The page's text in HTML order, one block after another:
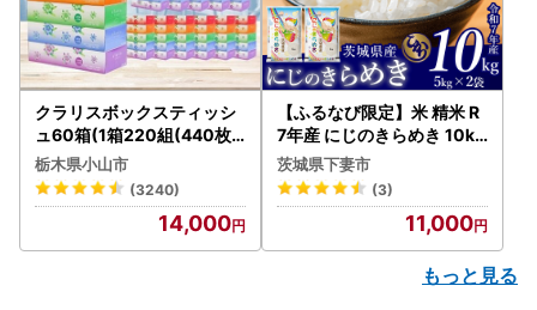
クラリスボックスティッシ
ュ60箱(1箱220組(440枚))
(5個入り×12セット)【配送
不可地域：離島・沖縄県】
【1256759】
栃木県小山市
(3240)
14,000
【ふるなび限定】米 精米 R
7年産 にじのきらめき 10kg
10月 FN-Limited-PR
茨城県下妻市
(3)
11,000
もっと見る